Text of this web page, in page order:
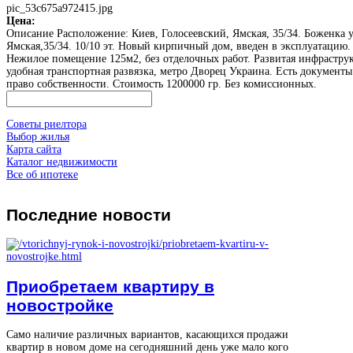
pic_53c675a972415.jpg
Цена:
Описание Расположение: Киев, Голосеевский, Ямская, 35/34. Боженка
Ямская,35/34. 10/10 эт. Новый кирпичный дом, введен в эксплуатацию.
Нежилое помещение 125м2, без отделочных работ. Развитая
удобная транспортная развязка, метро Дворец Украина. Есть
право собственности. Стоимость 1200000 гр. Без комиссионных.
Советы риелтора
Выбор жилья
Карта сайта
Каталог недвижимости
Все об ипотеке
Последние новости
Приобретаем квартиру в
новостройке
Само наличие различных вариантов, касающихся продажи
квартир в новом доме на сегодняшний день уже мало кого